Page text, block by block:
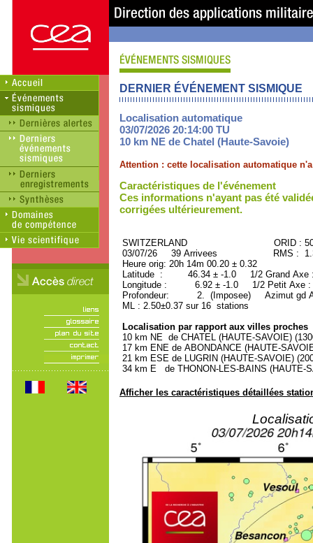
DERNIER ÉVÉNEMENT SISMIQUE
Localisation automatique
03/07/2026 20:14:00 TU
10 km NE de Chatel (Haute-Savoie)
Attention : cette localisation automatique
Caractéristiques de l'événement
Ces informations n'ayant pas été
corrigées ultérieurement.
SWITZERLAND ORID :
03/07/26 39 Arrivees RMS :
Heure orig: 20h 14m 00.20 ± 0.32
Latitude : 46.34 ± -1.0 1/2 Grand
Longitude : 6.92 ± -1.0 1/2 Petit Axe
Profondeur: 2. (Imposee) Azimut gd
ML : 2.50±0.37 sur 16 stations
Localisation par rapport aux villes proches
10 km NE de CHATEL (HAUTE-SAVOIE)
17 km ENE de ABONDANCE (HAUTE-
21 km ESE de LUGRIN (HAUTE-SAVOIE)
34 km E de THONON-LES-BAINS (HAUTE-
Afficher les caractéristiques détaillées